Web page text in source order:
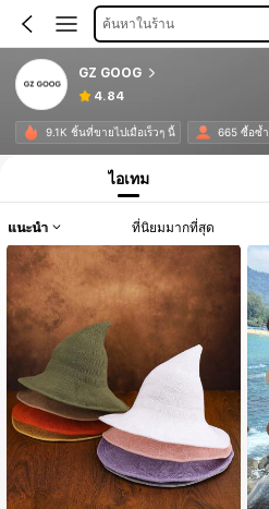
ค้นหาในร้าน
GZ GOOG
4.84
9.1K ชิ้นที่ขายไปเมื่อเร็วๆ นี้ 665 ซื้อซ้ำ
ไอเทม
แนะนำ ที่นิยมมากที่สุด